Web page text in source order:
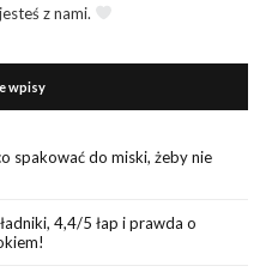
z nami.
wpisy
spakować do miski, żeby nie
4,4/5 łap i prawda o